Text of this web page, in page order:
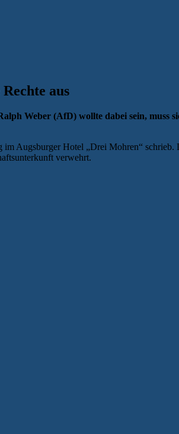
aus
Weber (AfD) wollte dabei sein, muss
Augsburger Hotel „Drei Mohren“
verwehrt.